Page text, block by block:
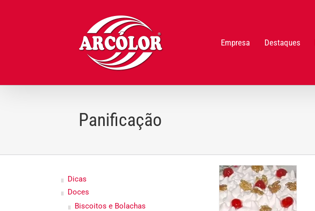
Empresa Destaques
Panificação
Dicas
Doces
Biscoitos e Bolachas